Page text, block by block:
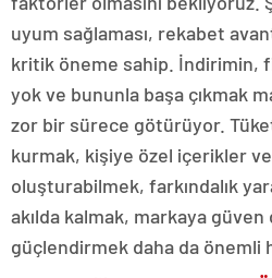
uyum sağlaması, rekabet
kritik öneme sahip. İndirimin,
yok ve bununla başa çıkmak
zor bir sürece götürüyor.
kurmak, kişiye özel içerikler
oluşturabilmek, farkındalık
akılda kalmak, markaya
güçlendirmek daha da önemli